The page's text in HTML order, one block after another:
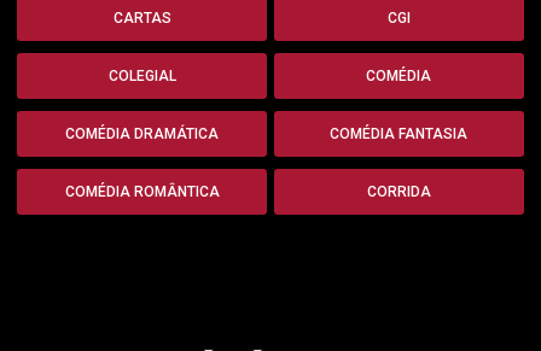
CARTAS CGI
COLEGIAL COMÉDIA
COMÉDIA DRAMÁTICA COMÉDIA FANTASIA
COMÉDIA ROMÂNTICA CORRIDA